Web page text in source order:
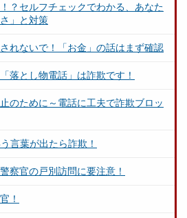
？セルフチェックでわかる、あなた
」と対策
れないで！「お金」の話はまず確認
落とし物電話」は詐欺です！
のために～電話に工夫で詐欺ブロッ
言葉が出たら詐欺！
察官の戸別訪問に要注意！
！